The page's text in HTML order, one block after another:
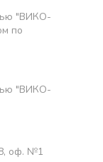
"ВИКО-
по
"ВИКО-
оф. №1